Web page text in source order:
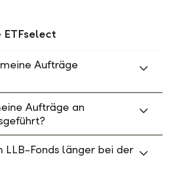
ETFselect
Aufträge
Aufträge an
LLB-Fonds länger bei der